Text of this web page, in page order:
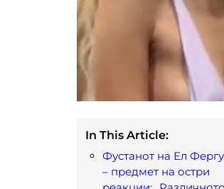
In This Article:
Фустанот на Ел
– предмет на остри